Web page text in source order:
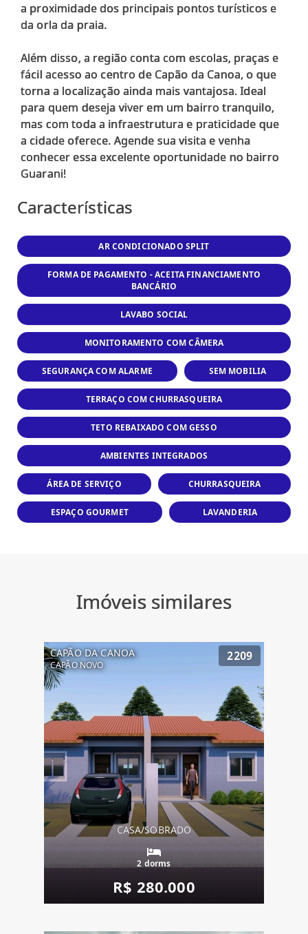
a proximidade dos principais pontos turísticos e
da orla da praia.
Além disso, a região conta com escolas, praças e
fácil acesso ao centro de Capão da Canoa, o que
torna a localização ainda mais vantajosa. Ideal
para quem deseja viver em um bairro tranquilo,
mas com toda a infraestrutura e praticidade que
a cidade oferece. Agende sua visita e venha
conhecer essa excelente oportunidade no bairro
Características
AR CONDICIONADO SPLIT
FORMA DE PAGAMENTO - ACEITA FINANCIAMENTO
BANCÁRIO
LAVABO SOCIAL
MONITORAMENTO COM CÂMERA
SEGURANÇA COM ALARME SEM MOBILIA
TERRAÇO COM CHURRASQUEIRA
TETO REBAIXADO COM GESSO
AMBIENTES INTEGRADOS
ÁREA DE SERVIÇO CHURRASQUEIRA
ESPAÇO GOURMET LAVANDERIA
Imóveis similares
CAPÃO DA CANOA
CAPÃO NOVO
2209
CASA/SOBRADO
2 dorms
R$ 280.000